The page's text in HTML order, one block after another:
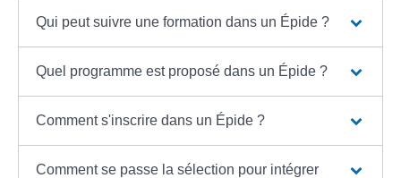
Qui peut suivre une formation dans un Épide ?
Quel programme est proposé dans un Épide ?
Comment s'inscrire dans un Épide ?
Comment se passe la sélection pour intégrer